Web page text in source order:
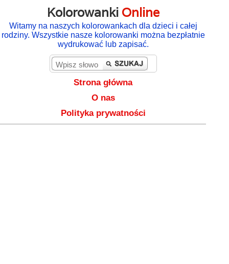
Kolorowanki Online
Witamy na naszych kolorowankach dla dzieci i całej
rodziny. Wszystkie nasze kolorowanki można bezpłatnie
wydrukować lub zapisać.
Strona główna
O nas
Polityka prywatności